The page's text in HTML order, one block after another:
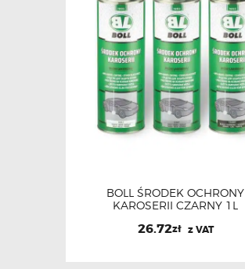
BOLL ŚRODEK OCHRONY
KAROSERII CZARNY 1L
26.72zł z VAT